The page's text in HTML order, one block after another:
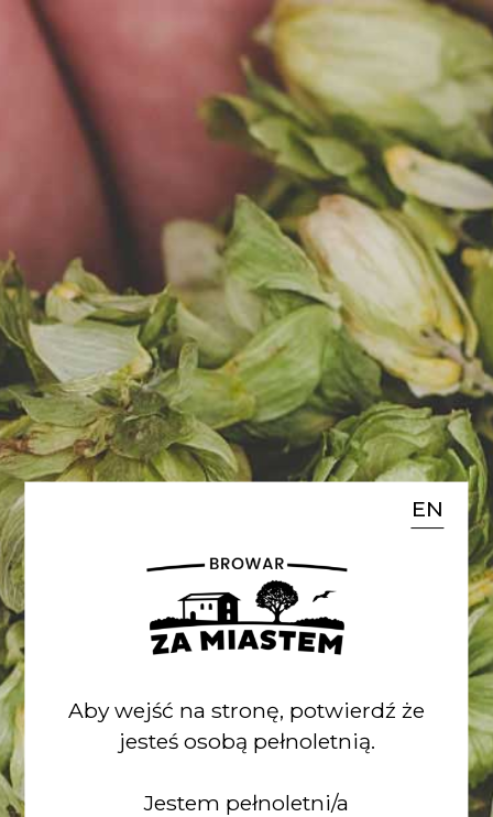
Skontaktuj się z
nami
ADRES SIEDZIBY
Browar za miastem Sp. z o.o.
SKA
ul. Południowa 14, 62-080
Rumianek
kontakt@za-miastem.pl
518 762 900
SPRAWDŹ CO U NAS SŁYCHAĆ
Aby wejść na stronę, potwierdź że
jesteś osobą pełnoletnią.
Jestem pełnoletni/a
EN